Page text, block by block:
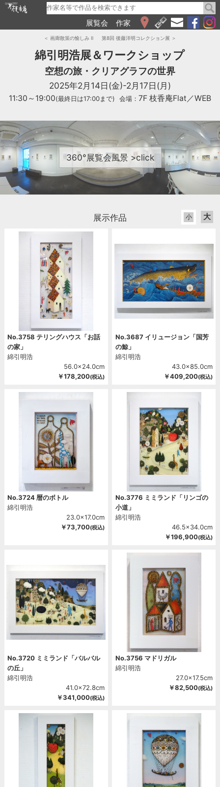
展覧会
WEB展覧会
2026
2025
2024
2023
2022
2020
2018
2017
2016
2015
2014
2012
2011
作家
＜ 画廊散策の愉しみ Ⅱ 第8回 後藤洋明コレクション展 ＞
綿引明浩展＆ワークショップ
空想の旅・クリアグラフの世界
2025年2月14日(金)-2月17日(月)
11:30～19:00(最終日は17:00まで) 会場： 7F 枝香庵Flat／WEB
360°展覧会風景 >click
展示作品 小 大
No.3758 テリングハウス「お話
の家」
綿引明浩
56.0x24.0cm
￥178,200(税込)
No.3687 イリュージョン「国芳
の鯨」
綿引明浩
43.0x85.0cm
￥409,200(税込)
No.3724 暦のボトル
綿引明浩
23.0x17.0cm
￥73,700(税込)
No.3776 ミミランド「リンゴの
小道」
綿引明浩
46.5x34.0cm
￥196,900(税込)
No.3720 ミミランド「バルバル
の丘」
綿引明浩
41.0x72.8cm
￥341,000(税込)
No.3756 マドリガル
綿引明浩
27.0x17.5cm
￥82,500(税込)